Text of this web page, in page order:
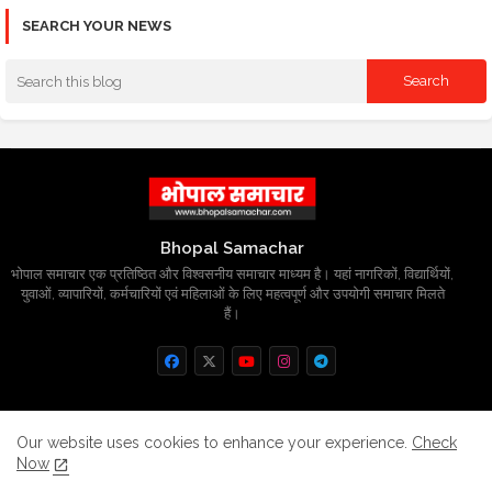
SEARCH YOUR NEWS
Bhopal Samachar
भोपाल समाचार एक प्रतिष्ठित और विश्वसनीय समाचार माध्यम है। यहां नागरिकों, विद्यार्थियों,
युवाओं, व्यापारियों, कर्मचारियों एवं महिलाओं के लिए महत्वपूर्ण और उपयोगी समाचार मिलते
हैं।
Home About Contact us
Privacy Policy
Our website uses cookies to enhance your experience. Check
Now